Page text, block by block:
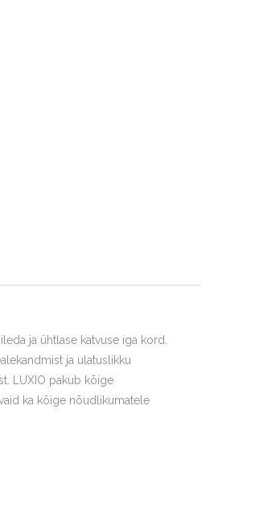
ja ühtlase katvuse iga kord.
ja ulatuslikku
LUXIO pakub kõige
ka kõige nõudlikumatele